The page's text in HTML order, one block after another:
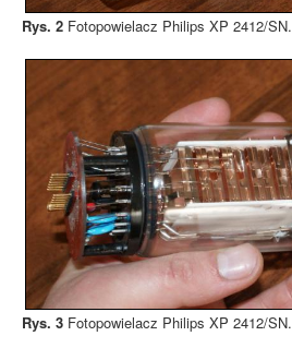
Rys. 2 Fotopowielacz Philips XP 2412/SN.
Rys. 3 Fotopowielacz Philips XP 2412/SN.